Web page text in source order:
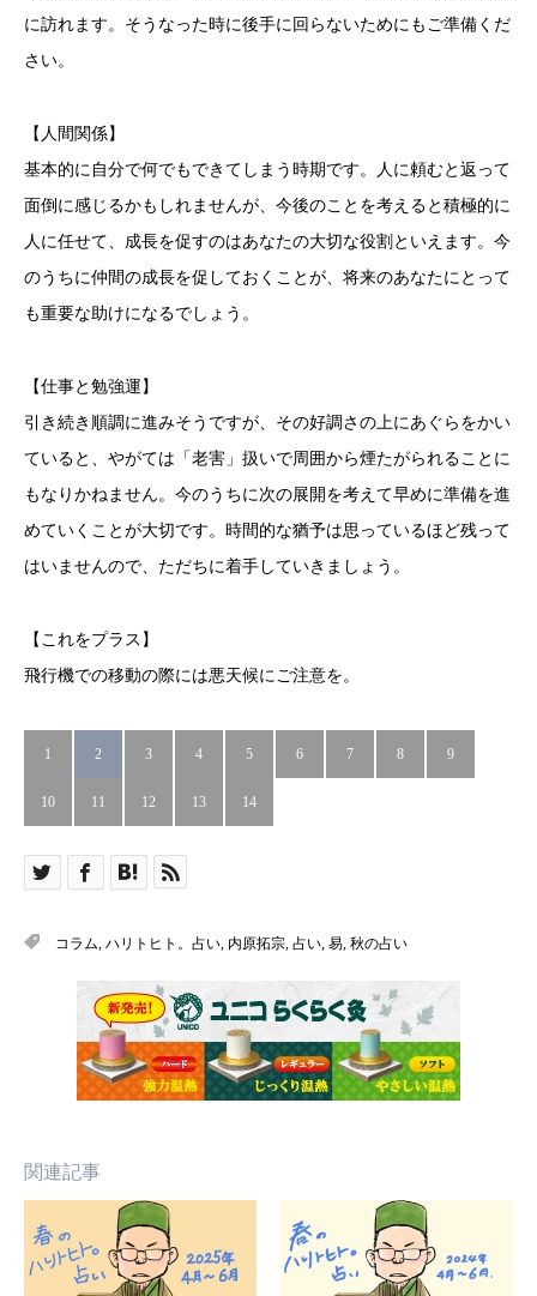
に訪れます。そうなった時に後手に回らないためにもご準備くだ
さい。
【人間関係】
基本的に自分で何でもできてしまう時期です。人に頼むと返って
面倒に感じるかもしれませんが、今後のことを考えると積極的に
人に任せて、成長を促すのはあなたの大切な役割といえます。今
のうちに仲間の成長を促しておくことが、将来のあなたにとって
も重要な助けになるでしょう。
【仕事と勉強運】
引き続き順調に進みそうですが、その好調さの上にあぐらをかい
ていると、やがては「老害」扱いで周囲から煙たがられることに
もなりかねません。今のうちに次の展開を考えて早めに準備を進
めていくことが大切です。時間的な猶予は思っているほど残って
はいませんので、ただちに着手していきましょう。
【これをプラス】
飛行機での移動の際には悪天候にご注意を。
1 2 3 4 5 6 7 8 9
10 11 12 13 14
コラム, ハリトヒト。占い, 内原拓宗, 占い, 易, 秋の占い
関連記事